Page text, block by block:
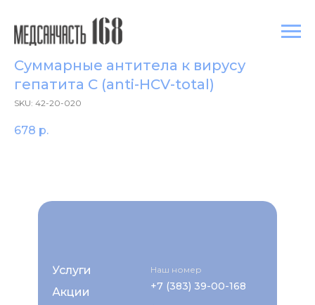
Суммарные антитела к вирусу
гепатита C (anti-HCV-total)
SKU: 42-20-020
678 р.
Услуги
Акции +7 (383) 39-00-168
Наш номер